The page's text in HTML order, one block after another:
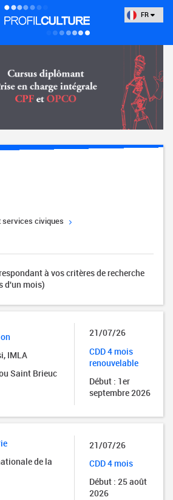
FR
services civiques
à vos critères de recherche
d'un mois)
IMLA
Saint Brieuc
21/07/26
CDD 4 mois
renouvelable
Début : 1er
septembre 2026
de la
21/07/26
CDD 4 mois
Début : 25 août
2026